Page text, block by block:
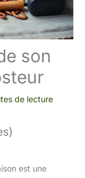
son
de lecture
est une